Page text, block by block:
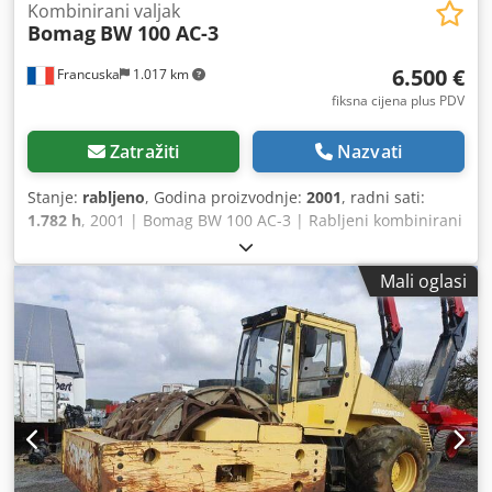
Francuska 1.017 km
Kombinirani valjak
Bomag BW 100 AC-3
6.500 €
fiksna cijena plus PDV
Zatražiti Nazvati
Stanje: rabljeno, Godina proizvodnje: 2001, radni sati:
1.782 h, 2001 | Bomag BW 100 AC-3 | Rabljeni kombinirani
valjak | 1782 radnih sati 📍 Lokacija: Francuska 🚛 Dostava
moguća do vaše lokacije – koristite naš kalkulator dostave
za procjenu troškova transporta! 💰 Kupi odmah za 6500
EUR ili pošaljite ponudu. Plaćanje pri isporuci dostupno uz
pristupačnu naknadu (podložno odobrenju)* 👷‍♂️ Provjerio
neovisni stručnjak 41 inspekcijska točka: 36 odobreno ✅ 5
nedostataka ℹ️ 0 sigurnosnih problema ⚠️ 📌 Komentar
inspektora: Stroj je mehanički ispravan i u funkcionalnom
stanju, no potrebne su manje popravke prije terenske
upotrebe. Glavni funkcionalni problemi su neispravna
vodena pumpa (sustav za polijevanje), curenje na jednoj
Mali oglasi